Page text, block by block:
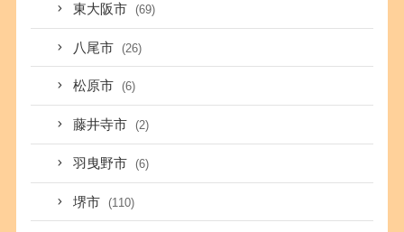
東大阪市 (69)
八尾市 (26)
松原市 (6)
藤井寺市 (2)
羽曳野市 (6)
堺市 (110)